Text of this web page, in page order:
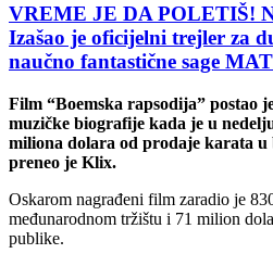
VREME JE DA POLETIŠ!
Izašao je oficijelni trejler za
naučno fantastične sage
Film “Boemska rapsodija” postao
muzičke biografije kada je u
miliona dolara od prodaje karata u
preneo je Klix.
Oskarom nagrađeni film zaradio je
međunarodnom tržištu i 71 milion
publike.